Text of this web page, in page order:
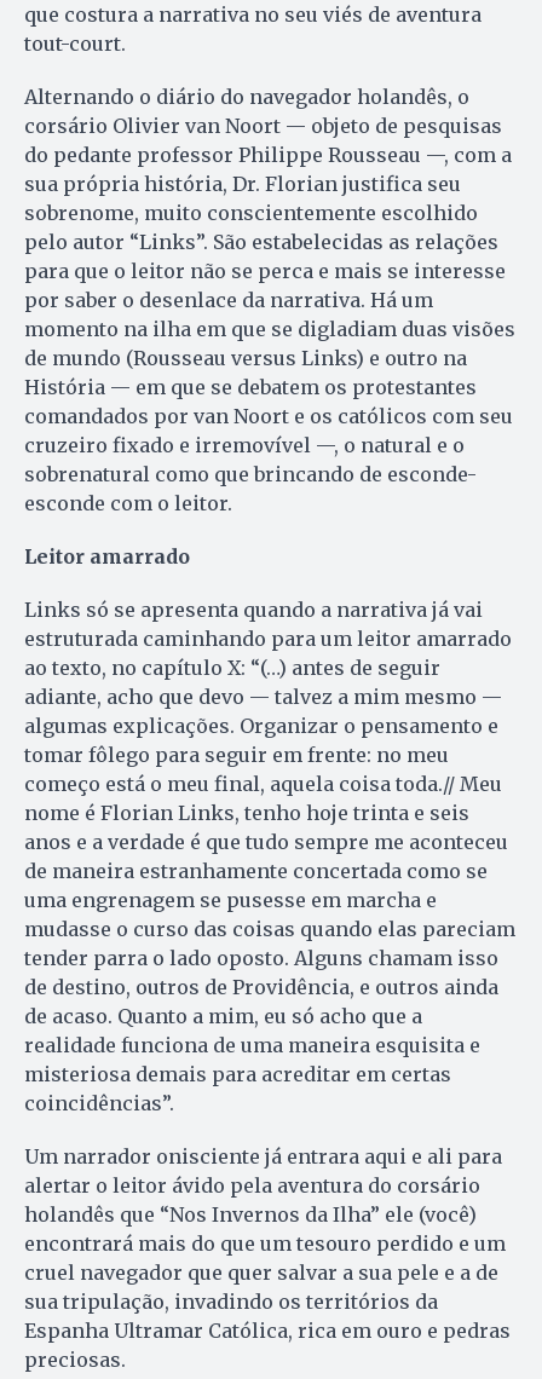
que costura a narrativa no seu viés de aventura
tout-court.
Alternando o diário do navegador holandês, o
corsário Olivier van Noort — objeto de pesquisas
do pedante professor Philippe Rousseau —, com a
sua própria história, Dr. Florian justifica seu
sobrenome, muito conscientemente escolhido
pelo autor “Links”. São estabelecidas as relações
para que o leitor não se perca e mais se interesse
por saber o desenlace da narrativa. Há um
momento na ilha em que se digladiam duas visões
de mundo (Rousseau versus Links) e outro na
História — em que se debatem os protestantes
comandados por van Noort e os católicos com seu
cruzeiro fixado e irremovível —, o natural e o
sobrenatural como que brincando de esconde-
esconde com o leitor.
Leitor amarrado
Links só se apresenta quando a narrativa já vai
estruturada caminhando para um leitor amarrado
ao texto, no capítulo X: “(…) antes de seguir
adiante, acho que devo — talvez a mim mesmo —
algumas explicações. Organizar o pensamento e
tomar fôlego para seguir em frente: no meu
começo está o meu final, aquela coisa toda.// Meu
nome é Florian Links, tenho hoje trinta e seis
anos e a verdade é que tudo sempre me aconteceu
de maneira estranhamente concertada como se
uma engrenagem se pusesse em marcha e
mudasse o curso das coisas quando elas pareciam
tender parra o lado oposto. Alguns chamam isso
de destino, outros de Providência, e outros ainda
de acaso. Quanto a mim, eu só acho que a
realidade funciona de uma maneira esquisita e
misteriosa demais para acreditar em certas
coincidências”.
Um narrador onisciente já entrara aqui e ali para
alertar o leitor ávido pela aventura do corsário
holandês que “Nos Invernos da Ilha” ele (você)
encontrará mais do que um tesouro perdido e um
cruel navegador que quer salvar a sua pele e a de
sua tripulação, invadindo os territórios da
Espanha Ultramar Católica, rica em ouro e pedras
preciosas.